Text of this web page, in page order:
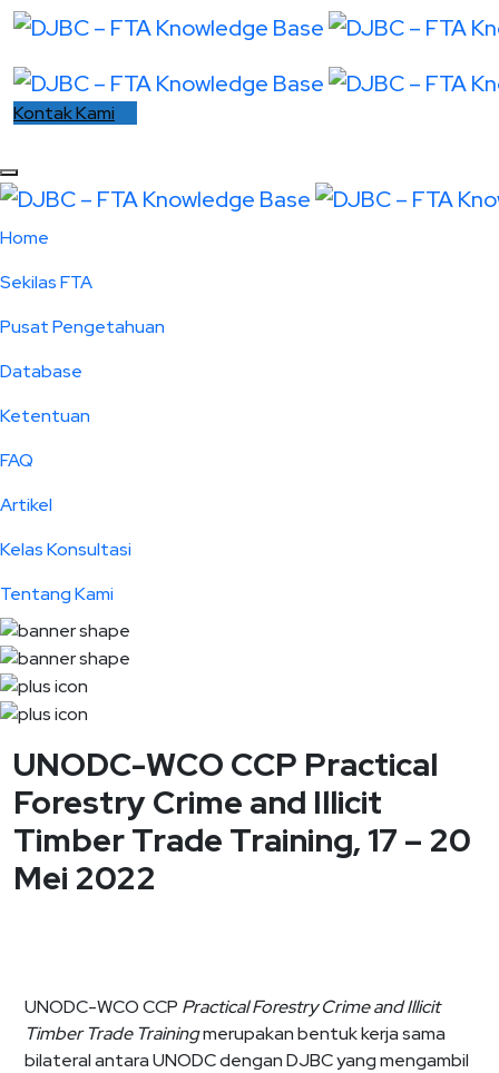
Kontak Kami
Home
Sekilas FTA
Pusat Pengetahuan
Database
Ketentuan
FAQ
Artikel
Kelas Konsultasi
Tentang Kami
UNODC-WCO CCP Practical
Forestry Crime and Illicit
Timber Trade Training, 17 – 20
Mei 2022
UNODC-WCO CCP Practical Forestry Crime and Illicit
Timber Trade Trainingmerupakan bentuk kerja sama
bilateral antara UNODC dengan DJBC yang mengambil